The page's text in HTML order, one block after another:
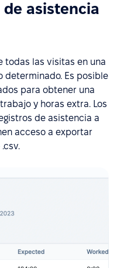
asistencia
todas las visitas en una
determinado. Es posible
para obtener una
y horas extra. Los
de asistencia a
acceso a exportar